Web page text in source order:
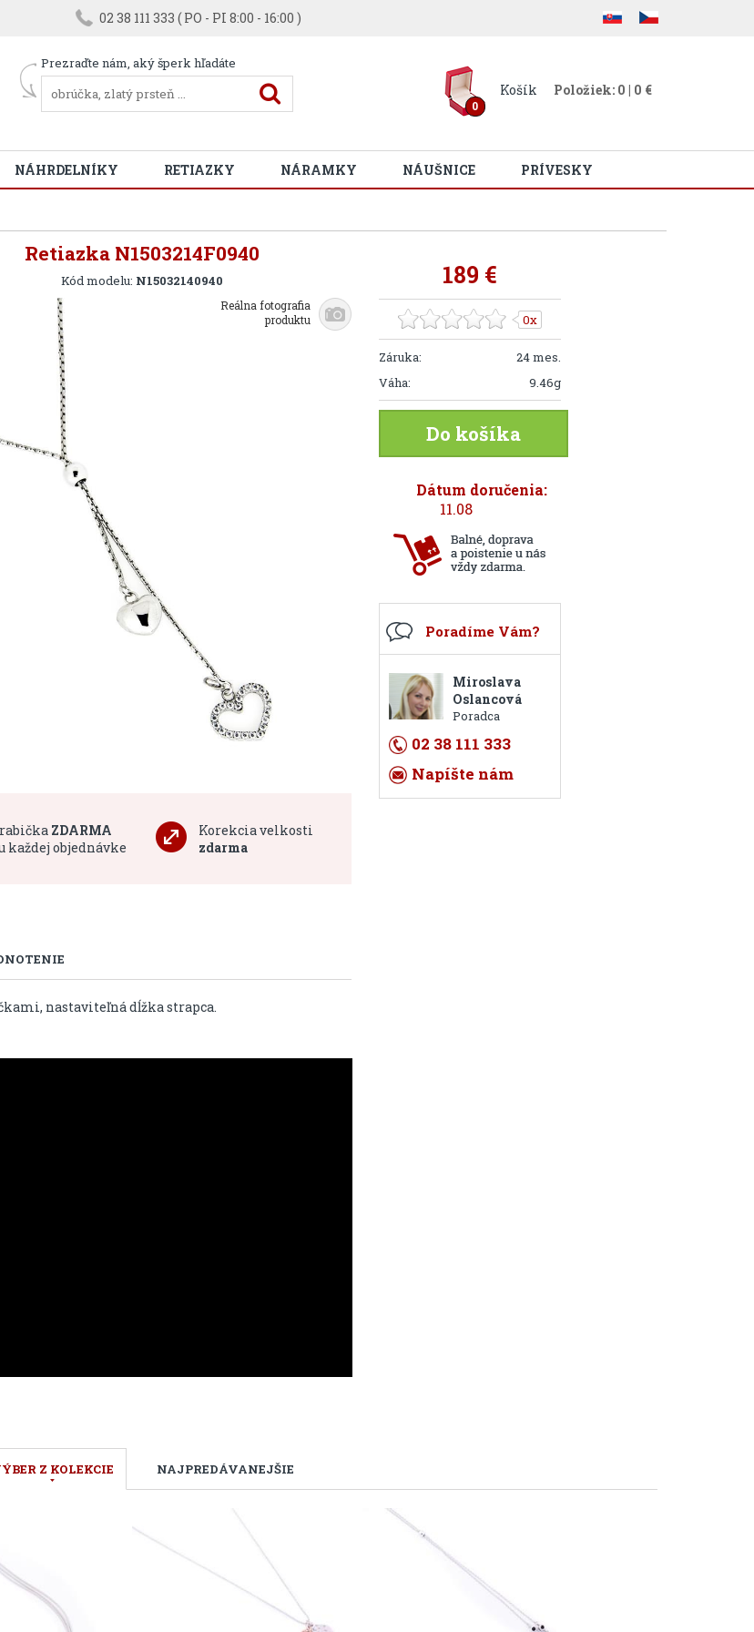
02 38 111 333 ( PO - PI 8:00 - 16:00 )
Prezraďte nám, aký šperk hľadáte
0
Košík Položiek: 0 | 0 €
NÁHRDELNÍKY RETIAZKY NÁRAMKY NÁUŠNICE PRÍVESKY
Retiazka N1503214F0940
Kód modelu: N15032140940
Reálna fotografia
produktu
ZDARMA
každej objednávke
Korekcia velkosti
zdarma
nastaviteľná dĺžka strapca.
189 €
0x
Záruka:
24 mes.
Váha:
9.46g
Do košíka
Dátum doručenia:
11.08
Poradíme Vám?
Miroslava
Oslancová
Poradca
02 38 111 333
Napíšte nám
Z KOLEKCIE NAJPREDÁVANEJŠIE